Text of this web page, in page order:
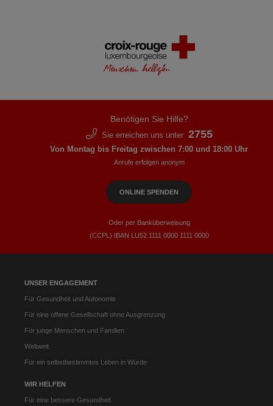
UNSER ENGAGEMENT
Für Gesundheit und Autonomie
Für eine offene Gesellschaft ohne Ausgrenzung
Für junge Menschen und Familien
Weltweit
Für ein selbstbestimmtes Leben in Würde
WIR HELFEN
Für eine bessere Gesundheit
Benötigen Sie Hilfe?
Sie erreichen uns unter 2755
Von Montag bis Freitag zwischen 7:00 und 18:00 Uhr
Anrufe erfolgen anonym
ONLINE SPENDEN
Oder per Banküberweisung
(CCPL) IBAN LU52​ 1111​ 0000​ 1111​ 0000